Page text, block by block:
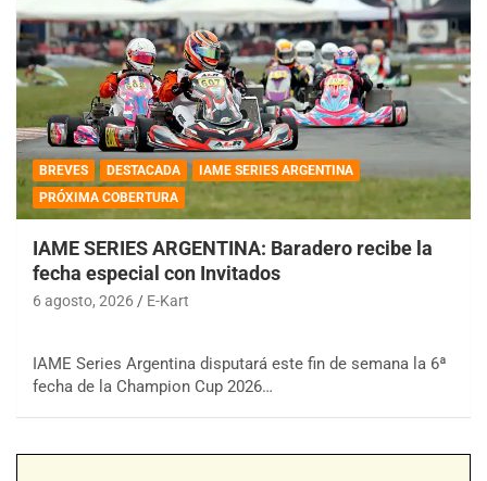
BREVES DESTACADA
IAME SERIES ARGENTINA
PRÓXIMA COBERTURA
IAME SERIES ARGENTINA: Baradero recibe la
fecha especial con Invitados
6 agosto, 2026 E-Kart
IAME Series Argentina disputará este fin de semana la 6ª
fecha de la Champion Cup 2026…